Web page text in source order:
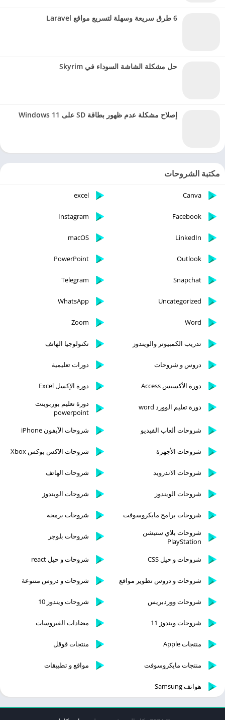
6 طرق سريعة وسهلة لتسريع مواقع Laravel
حل مشكلة الشاشة السوداء في Skyrim
إصلاح مشكلة عدم ظهور بطاقة SD على Windows 11
مكتبة الشروحات
Canva
excel
Facebook
Instagram
LinkedIn
macOS
Outlook
PowerPoint
Snapchat
Telegram
Uncategorized
WhatsApp
Word
Zoom
تدريب الكمبيوتر والويندوز تكنولوجيا الهاتف
دروس و شروحات دورات تعليمية
دورة الأكسيس Access دورة الإكسل Excel
دورة تعليم الوورد word
دورة تعليم بوربوينت
powerpoint
شروحات ألعاب الفيديو
شروحات الآيفون iPhone
شروحات الأجهزة شروحات الاكس بوكس Xbox
شروحات الاندرويد شروحات الهاتف
شروحات الويندوز شروحات الويندوز
شروحات برامج مايكروسوفت
شروحات برمجة
شروحات بلاي ستيشن
PlayStation
شروحات بلوجر
شروحات و حيل CSS شروحات و حيل react
شروحات و دروس تطوير مواقع شروحات و دروس متنوعة
شروحات ووردبريس شروحات ويندوز 10
شروحات ويندوز 11 مضادات الفيروسات
منتجات Apple منتجات قوقل
منتجات مايكروسوفت مواقع و تطبيقات
هواتف Samsung